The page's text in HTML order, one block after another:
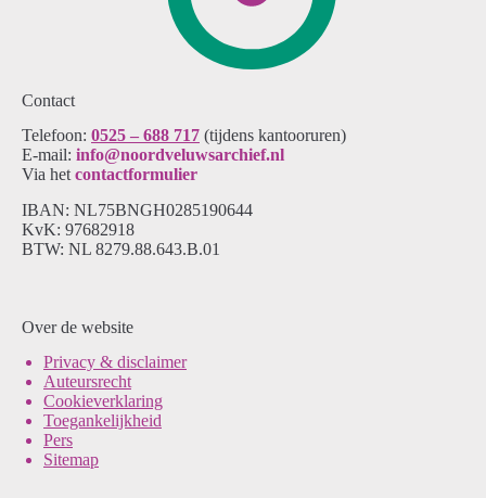
Contact
Telefoon: 0525 – 688 717 (tijdens kantooruren)
E-mail: info@noordveluwsarchief.nl
Via het contactformulier
IBAN: NL75BNGH0285190644
KvK: 97682918
BTW: NL 8279.88.643.B.01
Over de website
Privacy & disclaimer
Auteursrecht
Cookieverklaring
Toegankelijkheid
Pers
Sitemap